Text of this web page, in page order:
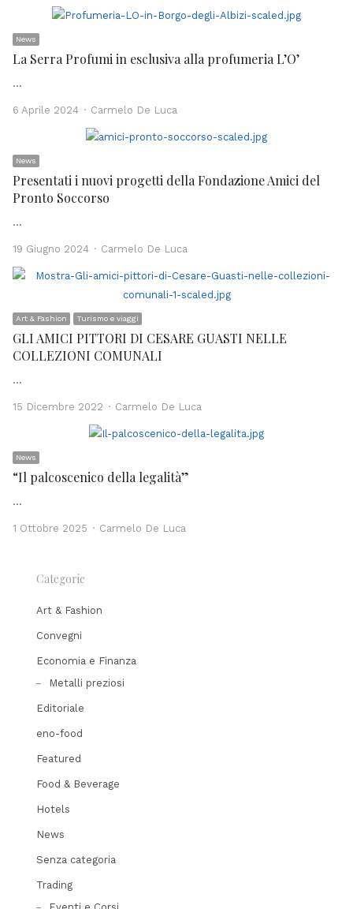
News
La Serra Profumi in esclusiva alla profumeria L’O’
…
6 Aprile 2024 Author
Carmelo De Luca
News
Presentati i nuovi progetti della Fondazione Amici del
Pronto Soccorso
…
19 Giugno 2024 Author
Carmelo De Luca
Art & Fashion Turismo e viaggi
GLI AMICI PITTORI DI CESARE GUASTI NELLE
COLLEZIONI COMUNALI
…
15 Dicembre 2022 Author
Carmelo De Luca
News
“Il palcoscenico della legalità”
…
1 Ottobre 2025 Author
Carmelo De Luca
Categorie
Art & Fashion
Convegni
Economia e Finanza
Metalli preziosi
Editoriale
eno-food
Featured
Food & Beverage
Hotels
News
Senza categoria
Trading